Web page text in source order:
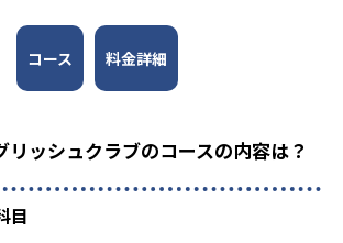
コース 料金詳細
リッシュクラブのコースの内容は？
目